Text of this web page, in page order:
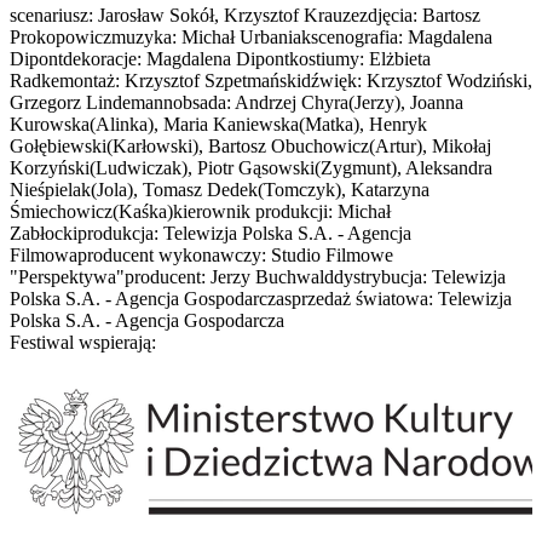
scenariusz: Jarosław Sokół, Krzysztof Krauzezdjęcia: Bartosz
Prokopowiczmuzyka: Michał Urbaniakscenografia: Magdalena
Dipontdekoracje: Magdalena Dipontkostiumy: Elżbieta
Radkemontaż: Krzysztof Szpetmańskidźwięk: Krzysztof Wodziński,
Grzegorz Lindemannobsada: Andrzej Chyra(Jerzy), Joanna
Kurowska(Alinka), Maria Kaniewska(Matka), Henryk
Gołębiewski(Karłowski), Bartosz Obuchowicz(Artur), Mikołaj
Korzyński(Ludwiczak), Piotr Gąsowski(Zygmunt), Aleksandra
Nieśpielak(Jola), Tomasz Dedek(Tomczyk), Katarzyna
Śmiechowicz(Kaśka)kierownik produkcji: Michał
Zabłockiprodukcja: Telewizja Polska S.A. - Agencja
Filmowaproducent wykonawczy: Studio Filmowe
"Perspektywa"producent: Jerzy Buchwalddystrybucja: Telewizja
Polska S.A. - Agencja Gospodarczasprzedaż światowa: Telewizja
Polska S.A. - Agencja Gospodarcza
Festiwal wspierają: